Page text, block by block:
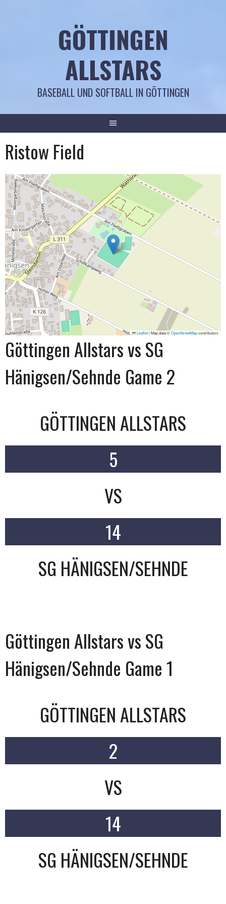
GÖTTINGEN
ALLSTARS
BASEBALL UND SOFTBALL IN GÖTTINGEN
Ristow Field
Leaflet|Map data ©OpenStreetMapcontributors
Göttingen Allstars vs SG
Hänigsen/Sehnde Game 2
GÖTTINGEN ALLSTARS
5
VS
14
SG HÄNIGSEN/SEHNDE
Göttingen Allstars vs SG
Hänigsen/Sehnde Game 1
GÖTTINGEN ALLSTARS
2
VS
14
SG HÄNIGSEN/SEHNDE